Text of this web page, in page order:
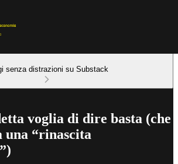
senza distrazioni su Substack
voglia di dire basta (che
una “rinascita